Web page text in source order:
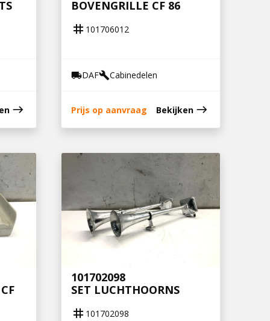
east
BOVENGRILLE CF 86
tag 101706012
local_shippingDAFbuildCabinedelen
Prijs op aanvraag Bekijken east
101702098
SET LUCHTHOORNS
tag 101702098